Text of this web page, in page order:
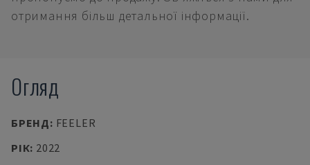
отримання більш детальної інформації.
Огляд
БРЕНД: FEELER
РІК: 2022